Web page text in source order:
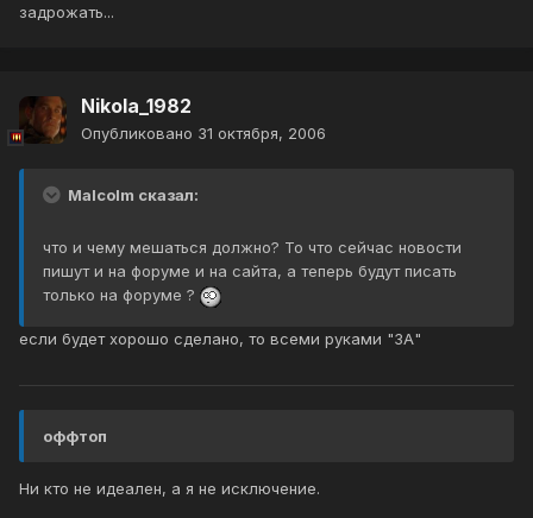
задрожать...
Nikola_1982
Опубликовано 31 октября, 2006
Malcolm сказал:
что и чему мешаться должно? То что сейчас новости
пишут и на форуме и на сайта, а теперь будут писать
только на форуме ?
если будет хорошо сделано, то всеми руками "ЗА"
оффтоп
Ни кто не идеален, а я не исключение.